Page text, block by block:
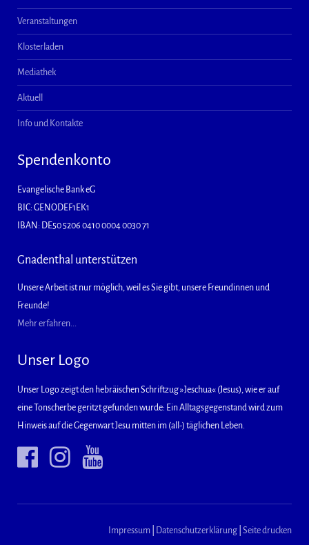
Veranstaltungen
Klosterladen
Mediathek
Aktuell
Info und Kontakte
Spendenkonto
Evangelische Bank eG
BIC: GENODEF1EK1
IBAN: DE50 5206 0410 0004 0030 71
Gnadenthal unterstützen
Unsere Arbeit ist nur möglich, weil es Sie gibt, unsere Freundinnen und
Freunde!
Mehr erfahren...
Unser Logo
Unser Logo zeigt den hebräischen Schriftzug »Jeschua« (Jesus), wie er auf
eine Tonscherbe geritzt gefunden wurde: Ein Alltagsgegenstand wird zum
Hinweis auf die Gegenwart Jesu mitten im (all-) täglichen Leben.
Impressum Datenschutzerklärung Seite drucken